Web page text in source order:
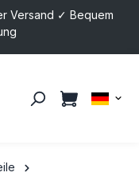
Versand ✓ Bequem